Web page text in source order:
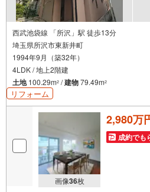
西武池袋線 「所沢」駅 徒歩13分
埼玉県所沢市東新井町
1994年9月（築32年）
4LDK / 地上2階建
土地100.29m2 /建物79.49m2
リフォーム
画像36枚
2,980万
成約でも